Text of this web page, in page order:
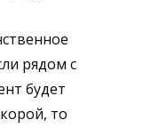
рядом с
будет
то